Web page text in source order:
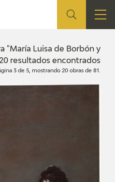
"María Luisa de Borbón y
resultados encontrados
3 de 5, mostrando 20 obras de 81.